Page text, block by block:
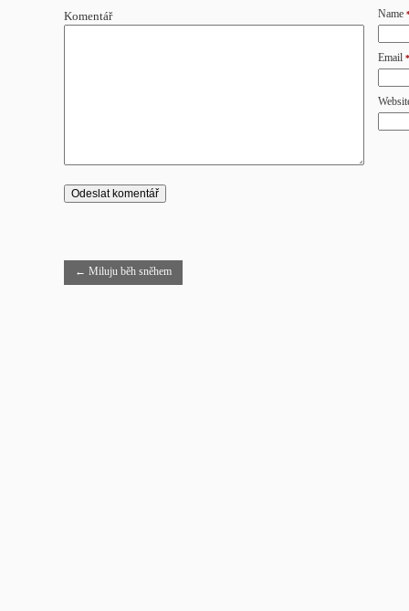
← Miluju běh sněhem
Komentář Name
Email *